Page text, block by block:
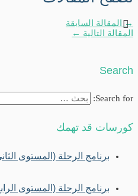
→المقالة السابقة
المقالة التالية←
Search
Search for:
كورسات قد تهمك
برنامج الرحلة (المستوى الثانى)
برنامج الرحلة (المستوى